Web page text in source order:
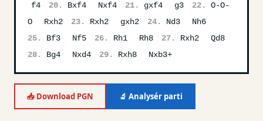
f4
20. Bxf4 Nxf4 21. gxf4 g3 22.
O-O-
O
Rxh2 23. Rxh2 gxh2 24. Nd3
Nh6
25.
Bf3 Nf5 26. Rh1 Rh8 27. Rxh2
Qd8
28.
Bg4 Nxd4 29. Rxh8 Nxb3+
📥 Download PGN 🔬 Analysér parti